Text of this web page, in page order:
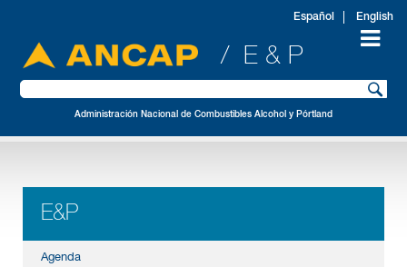
Administración Nacional de Combustibles Alcohol y Pórtland
/ E & P
Español English
E&P
Agenda